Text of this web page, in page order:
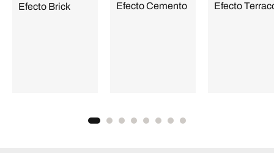
Efecto Brick Efecto Cemento Efecto